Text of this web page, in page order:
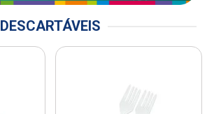
DESCARTÁVEIS